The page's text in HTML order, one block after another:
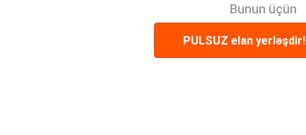
Bunun üçün
PULSUZ elan yerləşdir!